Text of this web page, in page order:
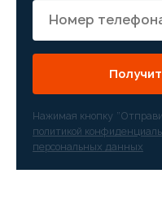
Мультимедийная
протоколов Apple
Нажимая кнопку
политикой
персональных данных